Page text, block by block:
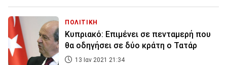
ΠΟΛΙΤΙΚΗ
Κυπριακό: Επιμένει σε πενταμερή που
θα οδηγήσει σε δύο κράτη ο Τατάρ
13 Ιαν 2021 21:34